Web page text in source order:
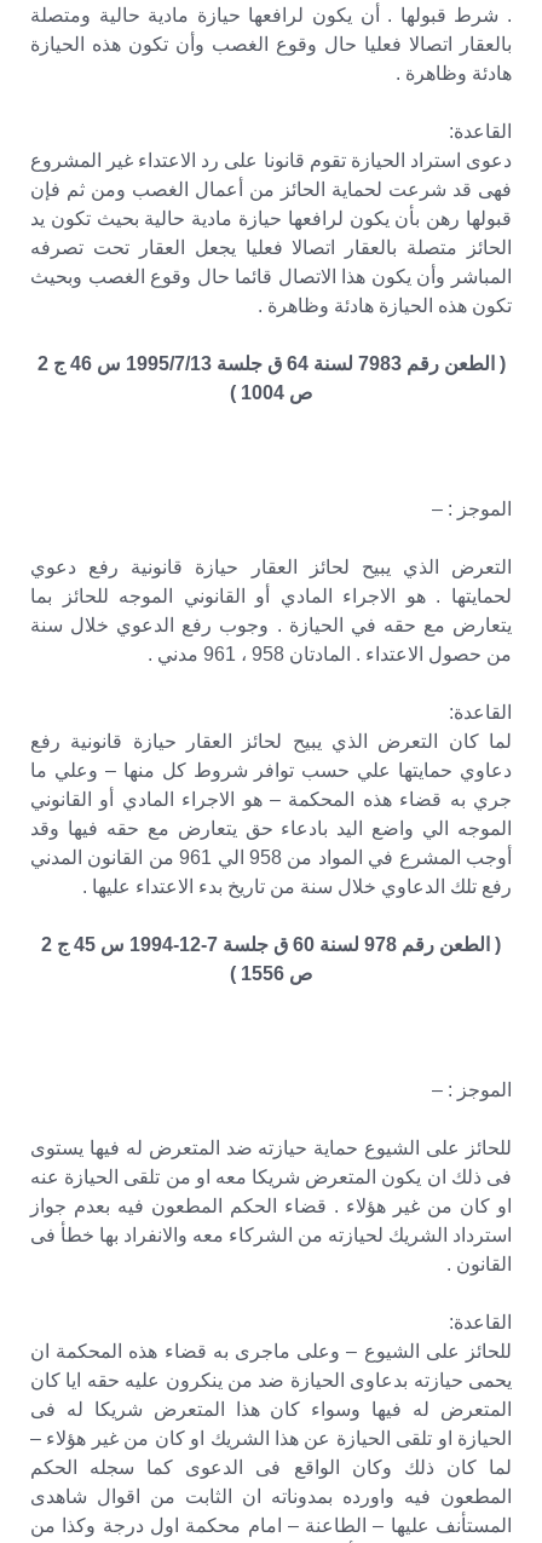
. شرط قبولها . أن يكون لرافعها حيازة مادية حالية ومتصلة
بالعقار اتصالا فعليا حال وقوع الغصب وأن تكون هذه الحيازة
هادئة وظاهرة .
القاعدة:
دعوى استراد الحيازة تقوم قانونا على رد الاعتداء غير المشروع
فهى قد شرعت لحماية الحائز من أعمال الغصب ومن ثم فإن
قبولها رهن بأن يكون لرافعها حيازة مادية حالية بحيث تكون يد
الحائز متصلة بالعقار اتصالا فعليا يجعل العقار تحت تصرفه
المباشر وأن يكون هذا الاتصال قائما حال وقوع الغصب وبحيث
تكون هذه الحيازة هادئة وظاهرة .
( الطعن رقم 7983 لسنة 64 ق جلسة 1995/7/13 س 46 ج 2
ص 1004 )
الموجز : –
التعرض الذي يبيح لحائز العقار حيازة قانونية رفع دعوي
لحمايتها . هو الاجراء المادي أو القانوني الموجه للحائز بما
يتعارض مع حقه في الحيازة . وجوب رفع الدعوي خلال سنة
من حصول الاعتداء . المادتان 958 ، 961 مدني .
القاعدة:
لما كان التعرض الذي يبيح لحائز العقار حيازة قانونية رفع
دعاوي حمايتها علي حسب توافر شروط كل منها – وعلي ما
جري به قضاء هذه المحكمة – هو الاجراء المادي أو القانوني
الموجه الي واضع اليد بادعاء حق يتعارض مع حقه فيها وقد
أوجب المشرع في المواد من 958 الي 961 من القانون المدني
رفع تلك الدعاوي خلال سنة من تاريخ بدء الاعتداء عليها .
( الطعن رقم 978 لسنة 60 ق جلسة 7-12-1994 س 45 ج 2
ص 1556 )
الموجز : –
للحائز على الشيوع حماية حيازته ضد المتعرض له فيها يستوى
فى ذلك ان يكون المتعرض شريكا معه او من تلقى الحيازة عنه
او كان من غير هؤلاء . قضاء الحكم المطعون فيه بعدم جواز
استرداد الشريك لحيازته من الشركاء معه والانفراد بها خطأ فى
القانون .
القاعدة:
للحائز على الشيوع – وعلى ماجرى به قضاء هذه المحكمة ان
يحمى حيازته بدعاوى الحيازة ضد من ينكرون عليه حقه ايا كان
المتعرض له فيها وسواء كان هذا المتعرض شريكا له فى
الحيازة او تلقى الحيازة عن هذا الشريك او كان من غير هؤلاء –
لما كان ذلك وكان الواقع فى الدعوى كما سجله الحكم
المطعون فيه واورده بمدوناته ان الثابت من اقوال شاهدى
المستأنف عليها – الطاعنة – امام محكمة اول درجة وكذا من